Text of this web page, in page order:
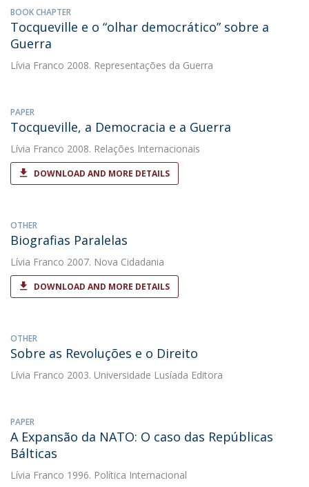
BOOK CHAPTER
Tocqueville e o “olhar democrático” sobre a
Guerra
Lívia Franco 2008. Representações da Guerra
PAPER
Tocqueville, a Democracia e a Guerra
Lívia Franco 2008. Relações Internacionais
DOWNLOAD AND MORE DETAILS
OTHER
Biografias Paralelas
Lívia Franco 2007. Nova Cidadania
DOWNLOAD AND MORE DETAILS
OTHER
Sobre as Revoluções e o Direito
Lívia Franco 2003. Universidade Lusíada Editora
PAPER
A Expansão da NATO: O caso das Repúblicas
Bálticas
Lívia Franco 1996. Política Internacional